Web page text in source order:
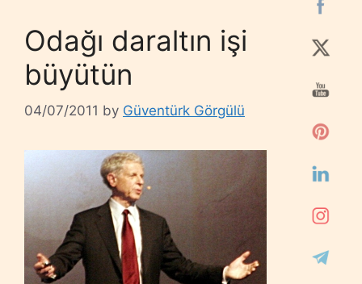
Odağı daraltın işi
büyütün
04/07/2011 by Güventürk Görgülü